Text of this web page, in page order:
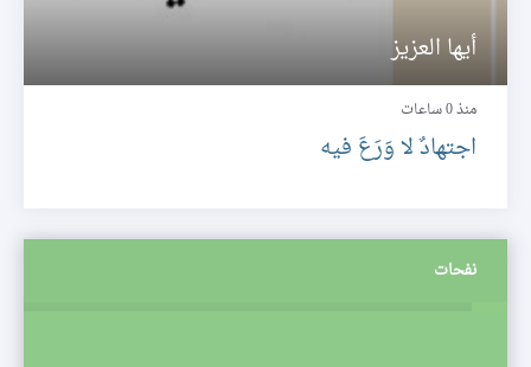
أيها العزيز
منذ 0 ساعات
اجتهادٌ لا وَرَعَ فيه
نفحات